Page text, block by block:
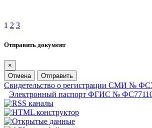
1 2 3
Отправить документ
×
Отмена
Отправить
Свидетельство о регистрации СМИ №
Электронный паспорт ФГИС №